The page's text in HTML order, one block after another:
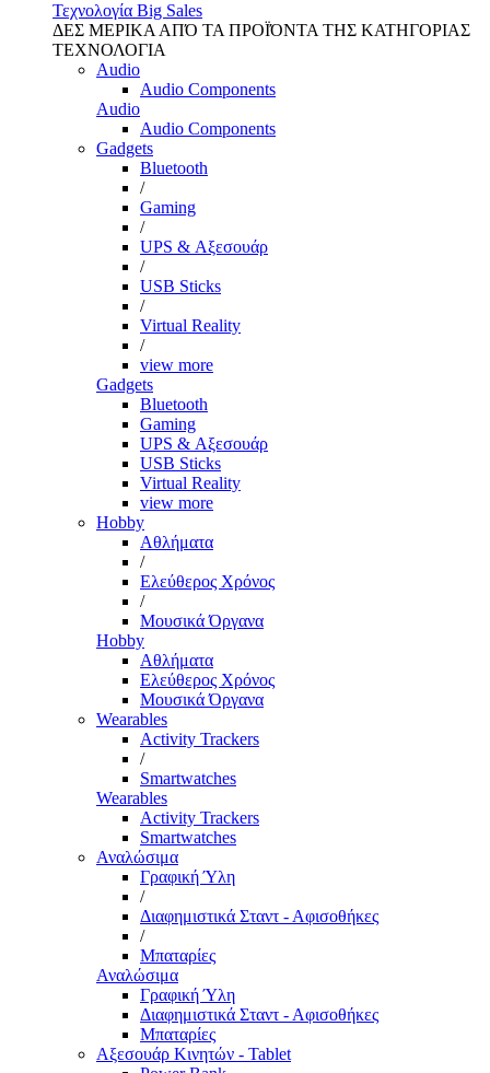
Τεχνολογία Big Sales
ΔΕΣ ΜΕΡΙΚΑ ΑΠΌ ΤΑ ΠΡΟΪΌΝΤΑ ΤΗΣ ΚΑΤΗΓΟΡΙΑΣ
ΤΕΧΝΟΛΟΓΙΑ
Audio
Audio Components
Audio
Audio Components
Gadgets
Bluetooth
/
Gaming
/
UPS & Αξεσουάρ
/
USB Sticks
/
Virtual Reality
/
view more
Gadgets
Bluetooth
Gaming
UPS & Αξεσουάρ
USB Sticks
Virtual Reality
view more
Hobby
Αθλήματα
/
Ελεύθερος Χρόνος
/
Μουσικά Όργανα
Hobby
Αθλήματα
Ελεύθερος Χρόνος
Μουσικά Όργανα
Wearables
Activity Trackers
/
Smartwatches
Wearables
Activity Trackers
Smartwatches
Αναλώσιμα
Γραφική Ύλη
/
Διαφημιστικά Σταντ - Αφισοθήκες
/
Μπαταρίες
Αναλώσιμα
Γραφική Ύλη
Διαφημιστικά Σταντ - Αφισοθήκες
Μπαταρίες
Αξεσουάρ Κινητών - Tablet